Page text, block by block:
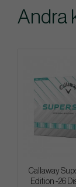
Andra
Callaway
Edition -26